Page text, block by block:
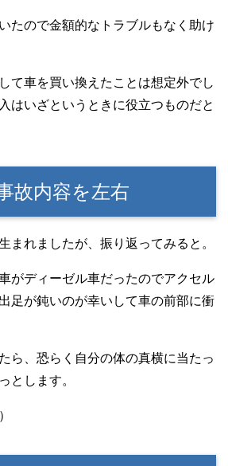
たので金額的なトラブルもなく助け
て車を買い換えたことは想定外でし
はいざというときに役立つものだと
故内容を左右
まれましたが、振り返ってみると。
がディーゼル車だったのでアクセル
足が鈍いのが幸いして車の前部に衝
ら、恐らく自分の体の真横に当たっ
とします。